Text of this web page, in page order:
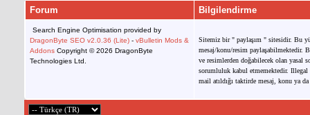
Forum Bilgilendirme
Search Engine Optimisation provided by
DragonByte SEO v2.0.36 (Lite) - vBulletin Mods &
Addons Copyright © 2026 DragonByte
Technologies Ltd.
Sitemiz bir " paylaşım " sitesidir. Bu
mesaj/konu/resim paylaşabilmektedir.
ve resimlerden doğabilecek olan yasal
sorumluluk kabul etmemektedir.
mail atıldığı taktirde mesaj, konu ya